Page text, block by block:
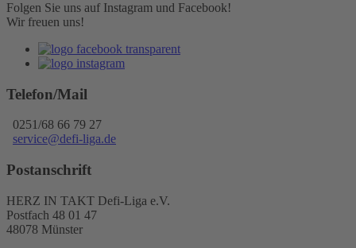
Folgen Sie uns auf Instagram und Facebook!
Wir freuen uns!
Telefon/Mail
0251/68 66 79 27
service@defi-liga.de
Postanschrift
HERZ IN TAKT Defi-Liga e.V.
Postfach 48 01 47
48078 Münster